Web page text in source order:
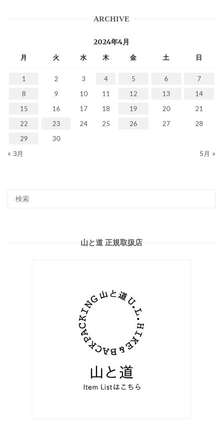
ARCHIVE
2024年4月
月 火 水 木 金 土 日
1 2 3 4 5 6
7
8
9 10 11 12 13
14
15
16 17 18 19 20
21
22
23 24 25 26 27
28
29
30
« 3月
5月 »
山と道 正規取扱店